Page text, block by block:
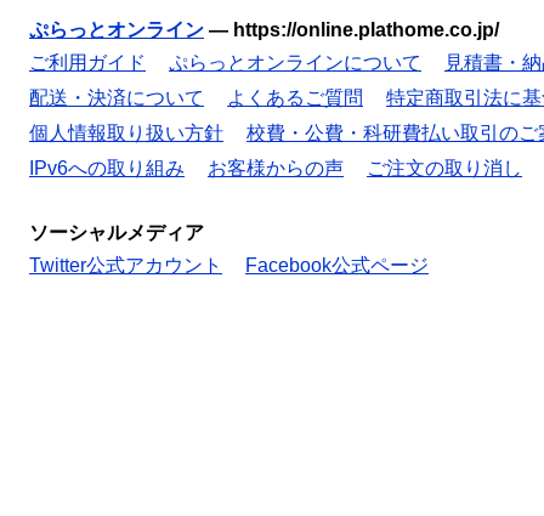
ぷらっとオンライン — https://online.plathome.co.jp/
ご利用ガイド
ぷらっとオンラインについて
見積書・
配送・決済について
よくあるご質問
特定商取引法に
個人情報取り扱い方針
校費・公費・科研費払い取引のご
IPv6への取り組み
お客様からの声 ご注文の取り消し
ソーシャルメディア
Twitter公式アカウント
Facebook公式ページ